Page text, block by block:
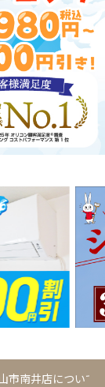
市南井店について